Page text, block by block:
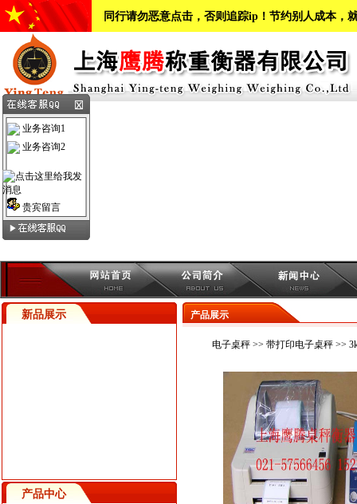
同行请勿恶意点击，否则追踪ip！节约别人成本，
新品展示
产品中心
产品展示
电子桌秤>> 带打印电子桌秤>>
业务咨询1
业务咨询2
贵宾留言